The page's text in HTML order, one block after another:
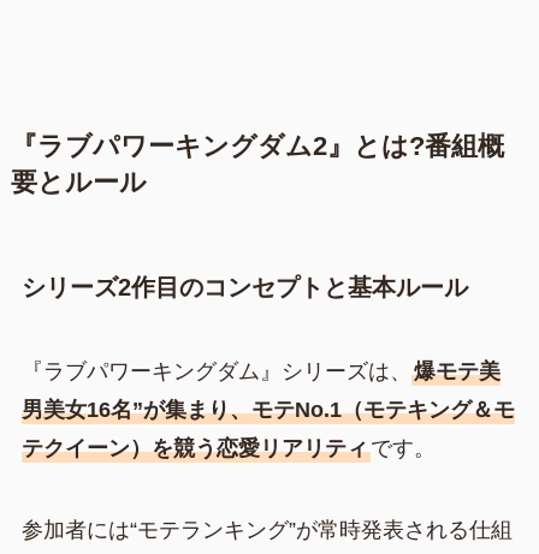
『ラブパワーキングダム2』とは?番組概
要とルール
シリーズ2作目のコンセプトと基本ルール
『ラブパワーキングダム』シリーズは、 爆モテ美
男美女16名”が集まり、モテNo.1（モテキング＆モ
テクイーン）を競う恋愛リアリティです。
参加者には“モテランキング”が常時発表される仕組